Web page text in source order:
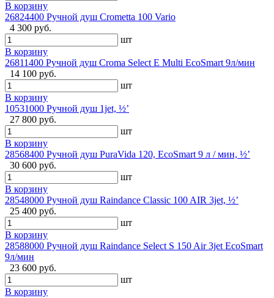
В корзину
26824400 Ручной душ Crometta 100 Vario
4 300 руб.
шт
В корзину
26811400 Ручной душ Croma Select E Multi EcoSmart 9л/мин
14 100 руб.
шт
В корзину
10531000 Ручной душ 1jet, ½’
27 800 руб.
шт
В корзину
28568400 Ручной душ PuraVida 120, EcoSmart 9 л / мин, ½’
30 600 руб.
шт
В корзину
28548000 Ручной душ Raindance Classic 100 AIR 3jet, ½’
25 400 руб.
шт
В корзину
28588000 Ручной душ Raindance Select S 150 Air 3jet EcoSmart
9л/мин
23 600 руб.
шт
В корзину